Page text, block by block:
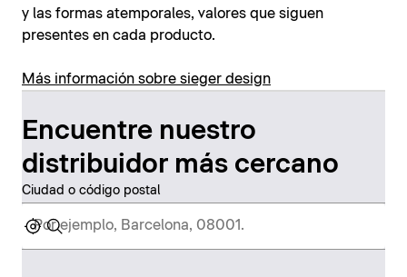
y las formas atemporales, valores que siguen
presentes en cada producto.
Más información sobre sieger design
Encuentre nuestro
distribuidor más cercano
Ciudad o código postal